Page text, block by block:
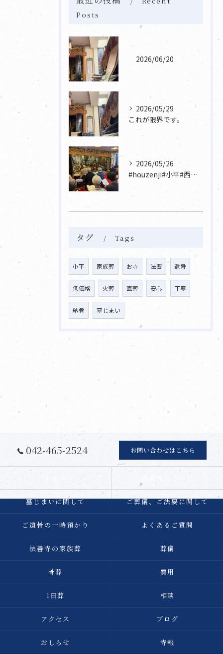
Posts
2026/06/20
2026/05/29
これが限界です。
2026/05/26
#houzenji#小平#西東京市#東村山#立川市国分寺市寺...
タグ Tags
小平 家族葬 お寺 法要 遺骨
低価格 火葬 直葬 安心 丁寧
納骨 墓じまい
042-465-2524 お問い合わせはこちら
墓じまいに関して ご葬儀、ご法要に関して
ご遺骨の一時預かり よくあるご質問
法善寺の家族葬 葬儀
骨葬 費用
1日葬 相談
アクセス ブログ
おしらせ 寺報